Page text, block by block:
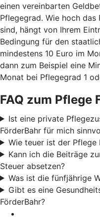
einen vereinbarten
Pflegegrad. Wie hoch
sind, hängt von Ihrem
Bedingung für den
mindestens 10 Euro im
dann zum Beispiel eine
Monat bei Pflegegrad 1
FAQ zum Pflege
Ist eine private
FörderBahr für mich
Wie teuer ist der Pflege
Kann ich die Beiträge
Steuer absetzen?
Was ist die fünfjährige
Gibt es eine
FörderBahr?